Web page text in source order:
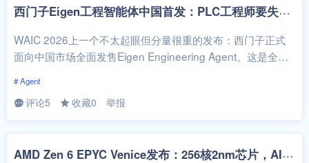
西
门子Eigen工程智能体中国首发：PLC工程师要失业了？
WAIC 2026上一个不太起眼但分量很重的发布：西门子正式
面向中国市场全面发售Eigen Engineering Agent。这是全球
# Agent
评论5 收藏0 举报
A
MD Zen 6 EPYC Venice发布：256核2nm芯片，AI服务器的游戏规则要变了